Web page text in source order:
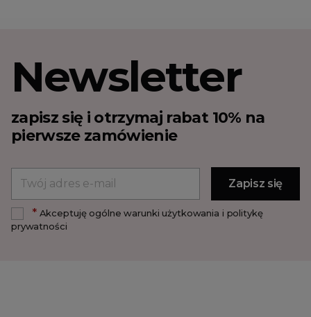
Newsletter
zapisz się i otrzymaj rabat 10% na
pierwsze zamówienie
*Akceptuję ogólne warunki użytkowania i politykę
prywatności